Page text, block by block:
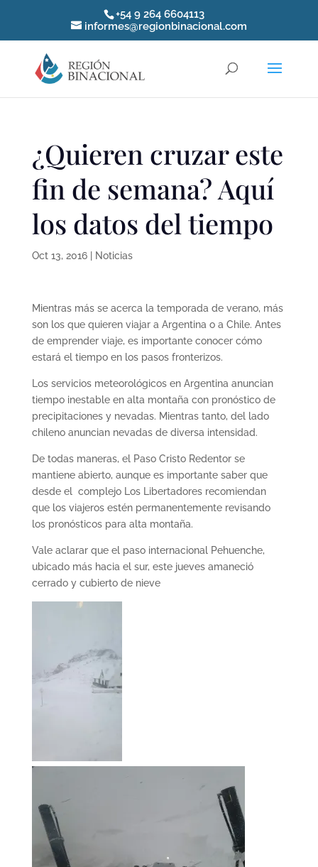
+54 9 264 6604113
informes@regionbinacional.com
¿Quieren cruzar este
fin de semana? Aquí
los datos del tiempo
Oct 13, 2016| Noticias
Mientras más se acerca la temporada de verano, más
son los que quieren viajar a Argentina o a Chile. Antes
de emprender viaje, es importante conocer cómo
estará el tiempo en los pasos fronterizos.
Los servicios meteorológicos en Argentina anuncian
tiempo inestable en alta montaña con pronóstico de
precipitaciones y nevadas. Mientras tanto, del lado
chileno anuncian nevadas de diversa intensidad.
De todas maneras, el Paso Cristo Redentor se
mantiene abierto, aunque es importante saber que
desde el complejo Los Libertadores recomiendan
que los viajeros estén permanentemente revisando
los pronósticos para alta montaña.
Vale aclarar que el paso internacional Pehuenche,
ubicado más hacia el sur, este jueves amaneció
cerrado y cubierto de nieve